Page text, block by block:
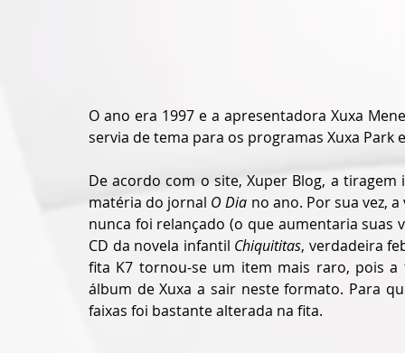
O ano era 1997 e a apresentadora Xuxa
servia de tema para os programas Xuxa Park
De acordo com o site, Xuper Blog, a
matéria do jornal O Dia no ano. Por sua vez,
nunca foi relançado (o que aumentaria suas
CD da novela infantil Chiquititas, verdadeira
fita K7 tornou-se um item mais raro, pois
álbum de Xuxa a sair neste formato. Para
faixas foi bastante alterada na fita.